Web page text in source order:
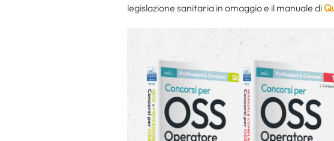
legislazione sanitaria in omaggio e il manuale di